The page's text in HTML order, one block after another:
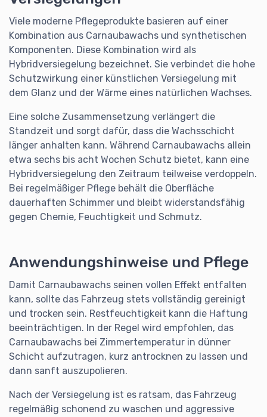
Viele moderne Pflegeprodukte basieren auf einer
Kombination aus Carnaubawachs und synthetischen
Komponenten. Diese Kombination wird als
Hybridversiegelung bezeichnet. Sie verbindet die hohe
Schutzwirkung einer künstlichen Versiegelung mit
dem Glanz und der Wärme eines natürlichen Wachses.
Eine solche Zusammensetzung verlängert die
Standzeit und sorgt dafür, dass die Wachsschicht
länger anhalten kann. Während Carnaubawachs allein
etwa sechs bis acht Wochen Schutz bietet, kann eine
Hybridversiegelung den Zeitraum teilweise verdoppeln.
Bei regelmäßiger Pflege behält die Oberfläche
dauerhaften Schimmer und bleibt widerstandsfähig
gegen Chemie, Feuchtigkeit und Schmutz.
Anwendungshinweise und Pflege
Damit Carnaubawachs seinen vollen Effekt entfalten
kann, sollte das Fahrzeug stets vollständig gereinigt
und trocken sein. Restfeuchtigkeit kann die Haftung
beeinträchtigen. In der Regel wird empfohlen, das
Carnaubawachs bei Zimmertemperatur in dünner
Schicht aufzutragen, kurz antrocknen zu lassen und
dann sanft auszupolieren.
Nach der Versiegelung ist es ratsam, das Fahrzeug
regelmäßig schonend zu waschen und aggressive